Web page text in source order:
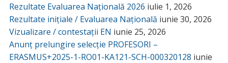
Rezultate Evaluarea Națională 2026 iulie 1, 2026
Rezultate inițiale / Evaluarea Națională iunie 30, 2026
Vizualizare / contestații EN iunie 25, 2026
Anunț prelungire selecție PROFESORI –
ERASMUS+2025-1-RO01-KA121-SCH-000320128 iunie